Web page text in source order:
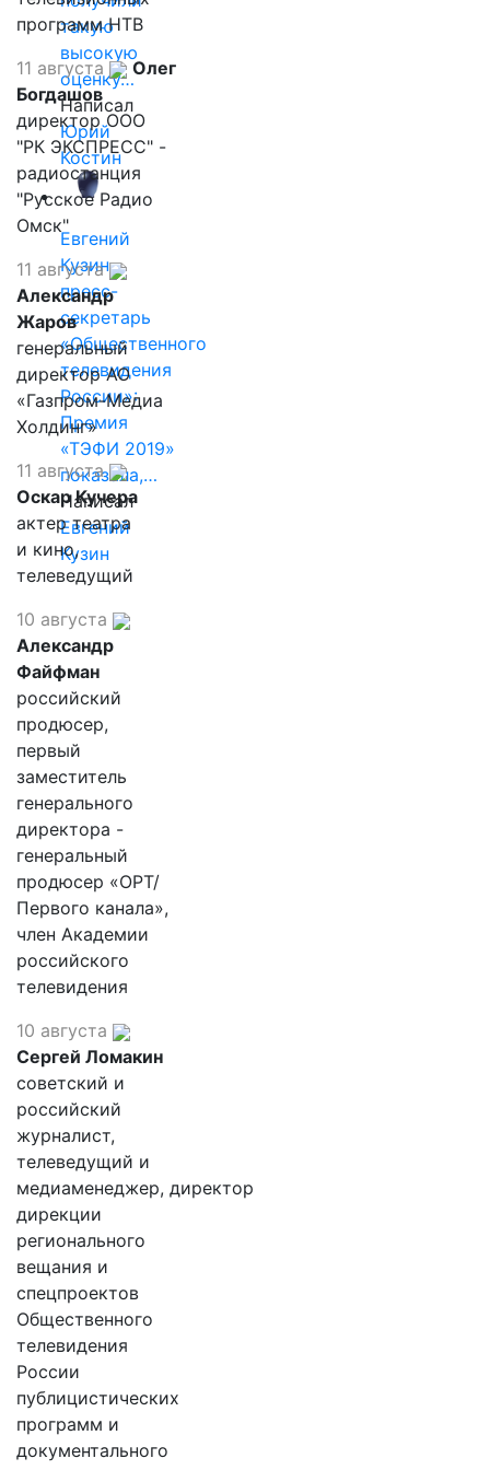
такую
высокую
оценку…
Написал
Юрий
Костин
Евгений
Кузин,
пресс-
секретарь
«Общественного
телевидения
России»:
Премия
«ТЭФИ 2019»
показала,…
Написал
Евгений
Кузин
программ НТВ
11 августа
Олег
Богдашов
директор ООО
"РК ЭКСПРЕСС" -
радиостанция
"Русское Радио
Омск"
11 августа
Александр
Жаров
генеральный
директор АО
«Газпром-Медиа
Холдинг»
11 августа
Оскар Кучера
актер театра
и кино,
телеведущий
10 августа
Александр
Файфман
российский
продюсер,
первый
заместитель
генерального
директора -
генеральный
продюсер «ОРТ/
Первого канала»,
член Академии
российского
телевидения
10 августа
Сергей Ломакин
советский и
российский
журналист,
телеведущий и
медиаменеджер, директор
дирекции
регионального
вещания и
спецпроектов
Общественного
телевидения
России
публицистических
программ и
документального